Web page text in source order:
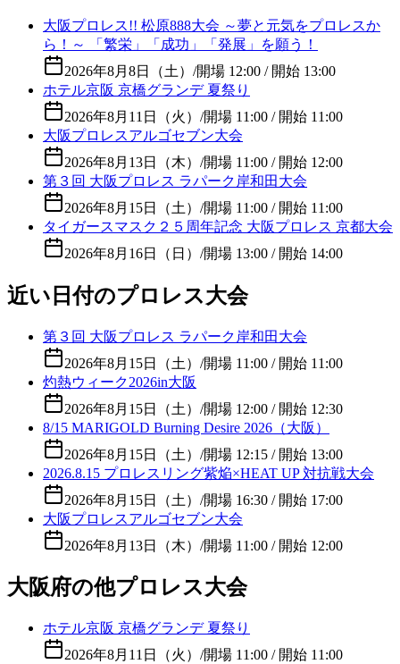
大阪プロレス!! 松原888大会 ～夢と元気をプロレスか
ら！～ 「繁栄」「成功」「発展」を願う！
2026年8月8日（土） /開場 12:00 / 開始 13:00
ホテル京阪 京橋グランデ 夏祭り
2026年8月11日（火） /開場 11:00 / 開始 11:00
大阪プロレスアルゴセブン大会
2026年8月13日（木） /開場 11:00 / 開始 12:00
第３回 大阪プロレス ラパーク岸和田大会
2026年8月15日（土） /開場 11:00 / 開始 11:00
タイガースマスク２５周年記念 大阪プロレス 京都大会
2026年8月16日（日） /開場 13:00 / 開始 14:00
近い日付のプロレス大会
第３回 大阪プロレス ラパーク岸和田大会
2026年8月15日（土） /開場 11:00 / 開始 11:00
灼熱ウィーク2026in大阪
2026年8月15日（土） /開場 12:00 / 開始 12:30
8/15 MARIGOLD Burning Desire 2026（大阪）
2026年8月15日（土） /開場 12:15 / 開始 13:00
2026.8.15 プロレスリング紫焔×HEAT UP 対抗戦大会
2026年8月15日（土） /開場 16:30 / 開始 17:00
大阪プロレスアルゴセブン大会
2026年8月13日（木） /開場 11:00 / 開始 12:00
大阪府の他プロレス大会
ホテル京阪 京橋グランデ 夏祭り
2026年8月11日（火） /開場 11:00 / 開始 11:00